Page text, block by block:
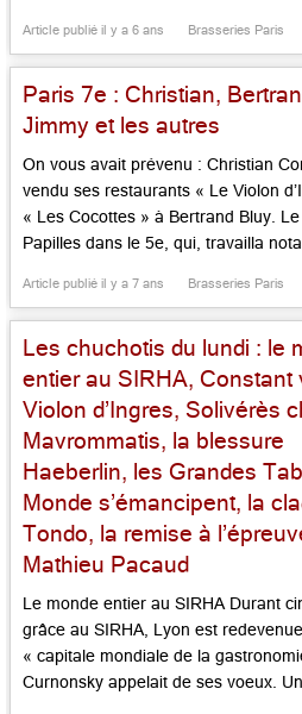
à Paris, fait goûter ses vins, on se
bonnement dans une table de
proximité. Ainsi, au […]...
Article publié il y a 6 ans Brasseries Paris
Paris 7e : Christian,
Jimmy et les autres
On vous avait prévenu : Christian
vendu ses restaurants « Le Violon
« Les Cocottes » à Bertrand Bluy.
Papilles dans le 5e, qui, travailla
Troigros, a réuni autour de lui un
d’amis pour reprendre ces deux
enseignes, pour […]...
Article publié il y a 7 ans Brasseries Paris
Les chuchotis du lundi : le
entier au SIRHA, Constant
Violon d’Ingres, Solivérès
Mavrommatis, la blessure
Haeberlin, les Grandes
Monde s’émancipent, la
Tondo, la remise à
Mathieu Pacaud
Le monde entier au SIRHA Durant
grâce au SIRHA, Lyon est
« capitale mondiale de la
Curnonsky appelait de ses voeux.